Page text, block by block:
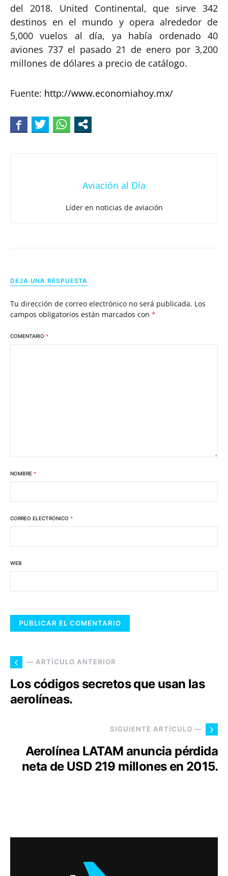
del 2018. United Continental, que sirve 342
destinos en el mundo y opera alrededor de
5,000 vuelos al día, ya había ordenado 40
aviones 737 el pasado 21 de enero por 3,200
millones de dólares a precio de catálogo.
Fuente: http://www.economiahoy.mx/
Aviación al Día
Líder en noticias de aviación
DEJA UNA RESPUESTA
Tu dirección de correo electrónico no será publicada. Los
campos obligatorios están marcados con *
COMENTARIO *
NOMBRE *
CORREO ELECTRÓNICO *
WEB
— ARTÍCULO ANTERIOR
Los códigos secretos que usan las
aerolíneas.
SIGUIENTE ARTÍCULO —
Aerolínea LATAM anuncia pérdida
neta de USD 219 millones en 2015.